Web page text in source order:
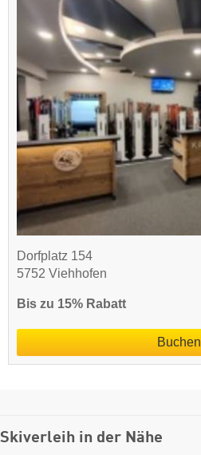
Dorfplatz 154
5752 Viehhofen
Bis zu 15% Rabatt
Buchen
Skiverleih in der Nähe